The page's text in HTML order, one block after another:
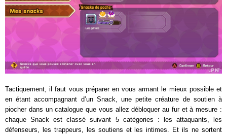
Tactiquement, il faut vous préparer en vous armant le mieux possible et
en étant accompagnant d’un Snack, une petite créature de soutien à
piocher dans un catalogue que vous allez débloquer au fur et à mesure :
chaque Snack est classé suivant 5 catégories : les attaquants, les
défenseurs, les trappeurs, les soutiens et les intimes. Et ils ne sortent